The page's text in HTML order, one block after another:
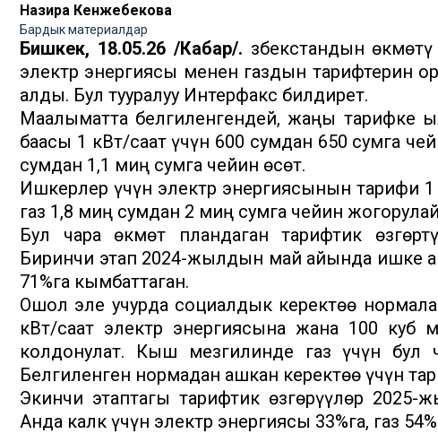
Назира Кенжебекова
Бардык материалдар
Бишкек, 18.05.26 /Кабар/. Өзбекстандын
электр энергиясы менен газдын тарифтерин
алды. Бул тууралуу Интерфакс билдирет.
Маалыматта белгиленгендей, жаңы тарифке
баасы 1 кВт/саат үчүн 600 сумдан 650 сумга
сумдан 1,1 миң сумга чейин өсөт.
Ишкерлер үчүн электр энергиясынын тарифи
газ 1,8 миң сумдан 2 миң сумга чейин
Бул чара өкмөт пландаган тарифтик
Биринчи этап 2024-жылдын май айында ишке
71%га кымбаттаган.
Ошол эле учурда социалдык керектөө
кВт/саат электр энергиясына жана 100 куб
колдонулат. Кыш мезгилинде газ үчүн бул
Белгиленген нормадан ашкан керектөө үчүн
Экинчи этаптагы тарифтик өзгөрүүлөр
Анда калк үчүн электр энергиясы 33%га, газ